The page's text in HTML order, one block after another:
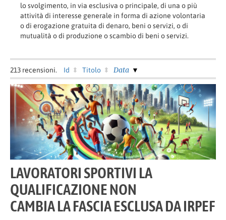
lo svolgimento, in via esclusiva o principale, di una o più
attività di interesse generale in forma di azione volontaria
o di erogazione gratuita di denaro, beni o servizi, o di
mutualità o di produzione o scambio di beni o servizi.
213 recensioni. Id Titolo Data
LAVORATORI SPORTIVI LA
QUALIFICAZIONE NON
CAMBIA LA FASCIA ESCLUSA DA IRPEF